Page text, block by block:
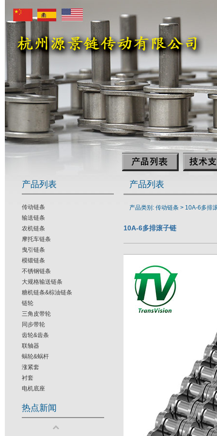
产品列表
传动链条
输送链条
农机链条
摩托车链条
曳引链条
模锻链条
不锈钢链条
大规格输送链条
糖机链条&棕油链条
链轮
三角皮带轮
同步带轮
齿轮&齿条
联轴器
蜗轮&蜗杆
涨紧套
衬套
电机底座
热点新闻
产品列表
产品类别: 传动链条 > 10A-6多排
10A-6多排滚子链